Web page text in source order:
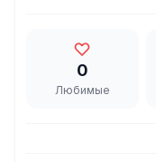
0
Любимые